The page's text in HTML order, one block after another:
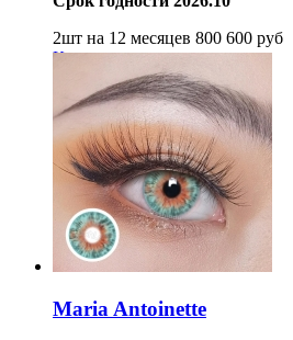
2шт на 12 месяцев 800 600 руб
Купить
Maria Antoinette